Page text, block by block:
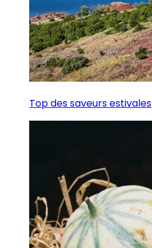
Top des saveurs estivales